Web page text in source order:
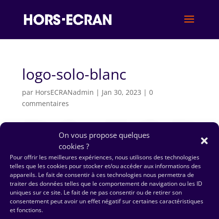
On vous propose quelques
cookies ?
Pour offrir les meilleures expériences, nous utilisons des technologies
telles que les cookies pour stocker et/ou accéder aux informations des
appareils. Le fait de consentir à ces technologies nous permettra de
traiter des données telles que le comportement de navigation ou les ID
uniques sur ce site. Le fait de ne pas consentir ou de retirer son
consentement peut avoir un effet négatif sur certaines caractéristiques
et fonctions.
logo-solo-blanc
par HorsECRANadmin | Jan 30, 2023 | 0
commentaires